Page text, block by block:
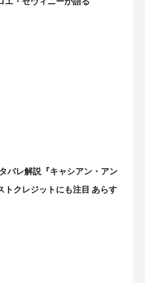
バレ解説『キャシアン・アン
トクレジットにも注目 あらす